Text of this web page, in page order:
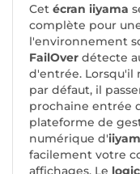
Cet écran iiyama
complète pour
l'environnement
FailOver détecte
d'entrée. Lorsqu'il
par défaut, il
prochaine entrée
plateforme de
numérique d'
facilement votre
affichages. Le